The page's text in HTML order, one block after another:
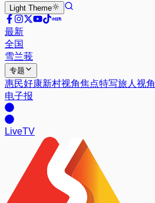
Light Theme
最新
全国
雪兰莪
专题
惠民好康新村视角焦点特写旅人视角
电子报
LiveTV